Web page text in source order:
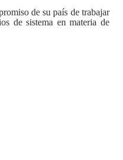
de su país de trabajar
de sistema en materia de